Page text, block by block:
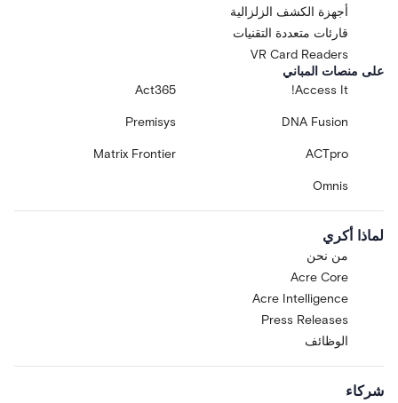
أجهزة الكشف الزلزالية
قارئات متعددة التقنيات
VR Card Readers
على منصات المباني
Access It!
Act365
DNA Fusion
Premisys
ACTpro
Matrix Frontier
Omnis
لماذا أكري
من نحن
Acre Core
Acre Intelligence
Press Releases
الوظائف
شركاء